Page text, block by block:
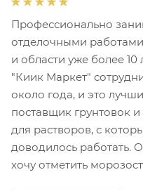
Профессионально
отделочными
и области уже более 10
"Киик Маркет"
около года, и это
поставщик грунтовок
для растворов, с
доводилось работать.
хочу отметить